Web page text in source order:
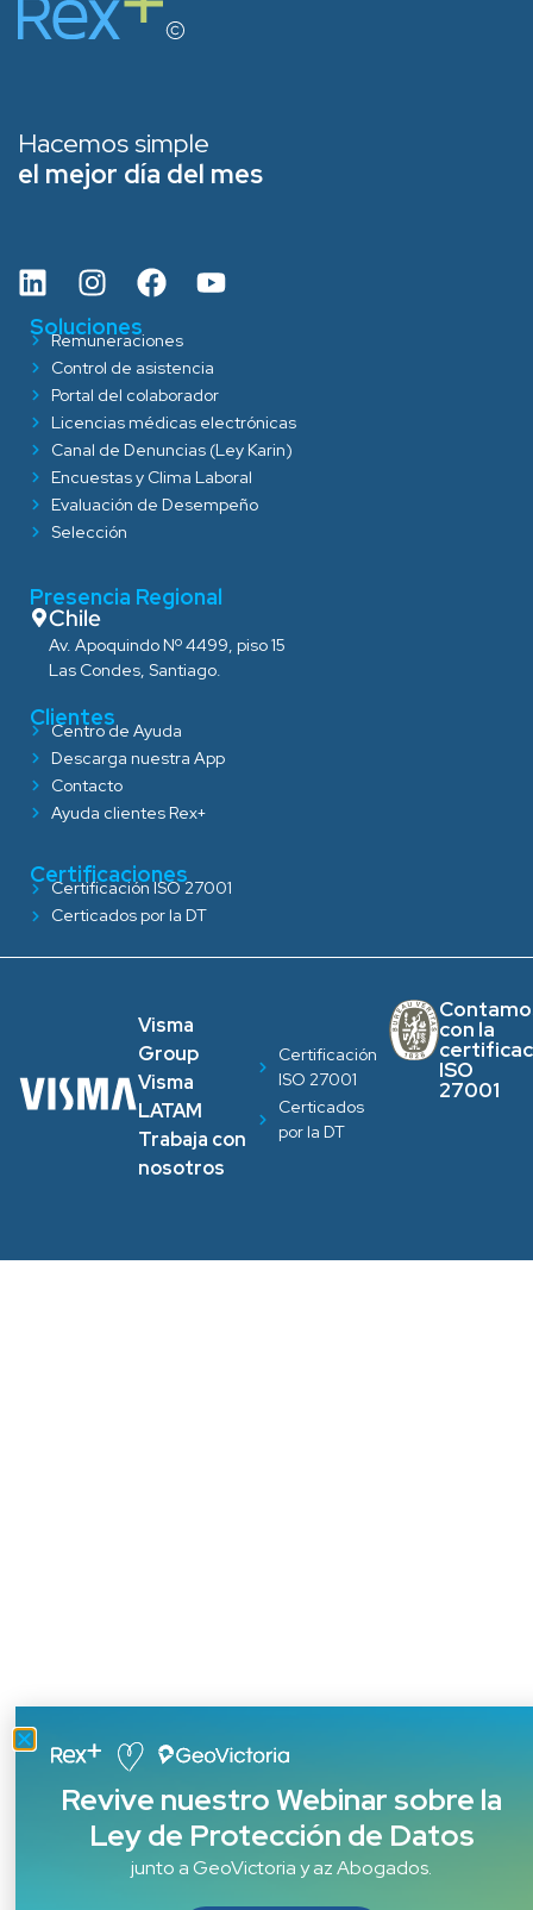
Hacemos simple
el mejor día del mes
Soluciones
Remuneraciones
Control de asistencia
Portal del colaborador
Licencias médicas electrónicas
Canal de Denuncias (Ley Karin)
Encuestas y Clima Laboral
Evaluación de Desempeño
Selección
Presencia Regional
Chile
Av. Apoquindo Nº 4499, piso 15
Las Condes, Santiago.
Clientes
Centro de Ayuda
Descarga nuestra App
Contacto
Ayuda clientes Rex+
Certificaciones
Certificación ISO 27001
Certicados por la DT
Visma
Group
Visma
LATAM
Trabaja con
nosotros
Certificación
ISO 27001
Certicados
por la DT
con la
ISO
27001
Revive nuestro Webinar sobre la
Ley de Protección de Datos
junto a GeoVictoria y az Abogados.